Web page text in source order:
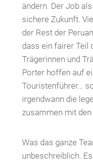
ändern. Der Job
sichere Zukunft.
der Rest der
dass ein fairer Teil
Trägerinnen und
Porter hoffen auf
Touristenführer…
irgendwann die
zusammen mit
Was das ganze
unbeschreiblich.